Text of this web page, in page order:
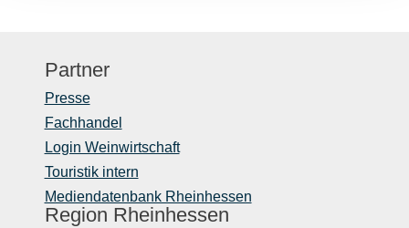
Partner
Presse
Fachhandel
Login Weinwirtschaft
Touristik intern
Mediendatenbank Rheinhessen
Region Rheinhessen